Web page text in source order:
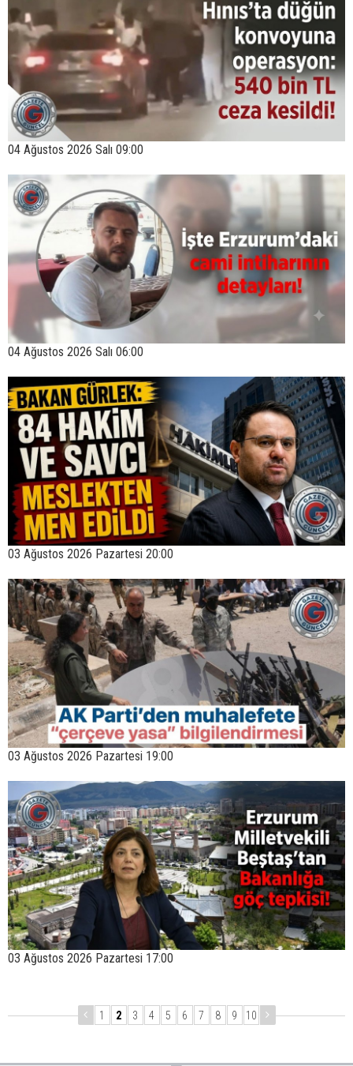
04 Ağustos 2026 Salı 09:00
04 Ağustos 2026 Salı 06:00
03 Ağustos 2026 Pazartesi 20:00
03 Ağustos 2026 Pazartesi 19:00
03 Ağustos 2026 Pazartesi 17:00
1 2 3 4 5 6 7 8 9 10